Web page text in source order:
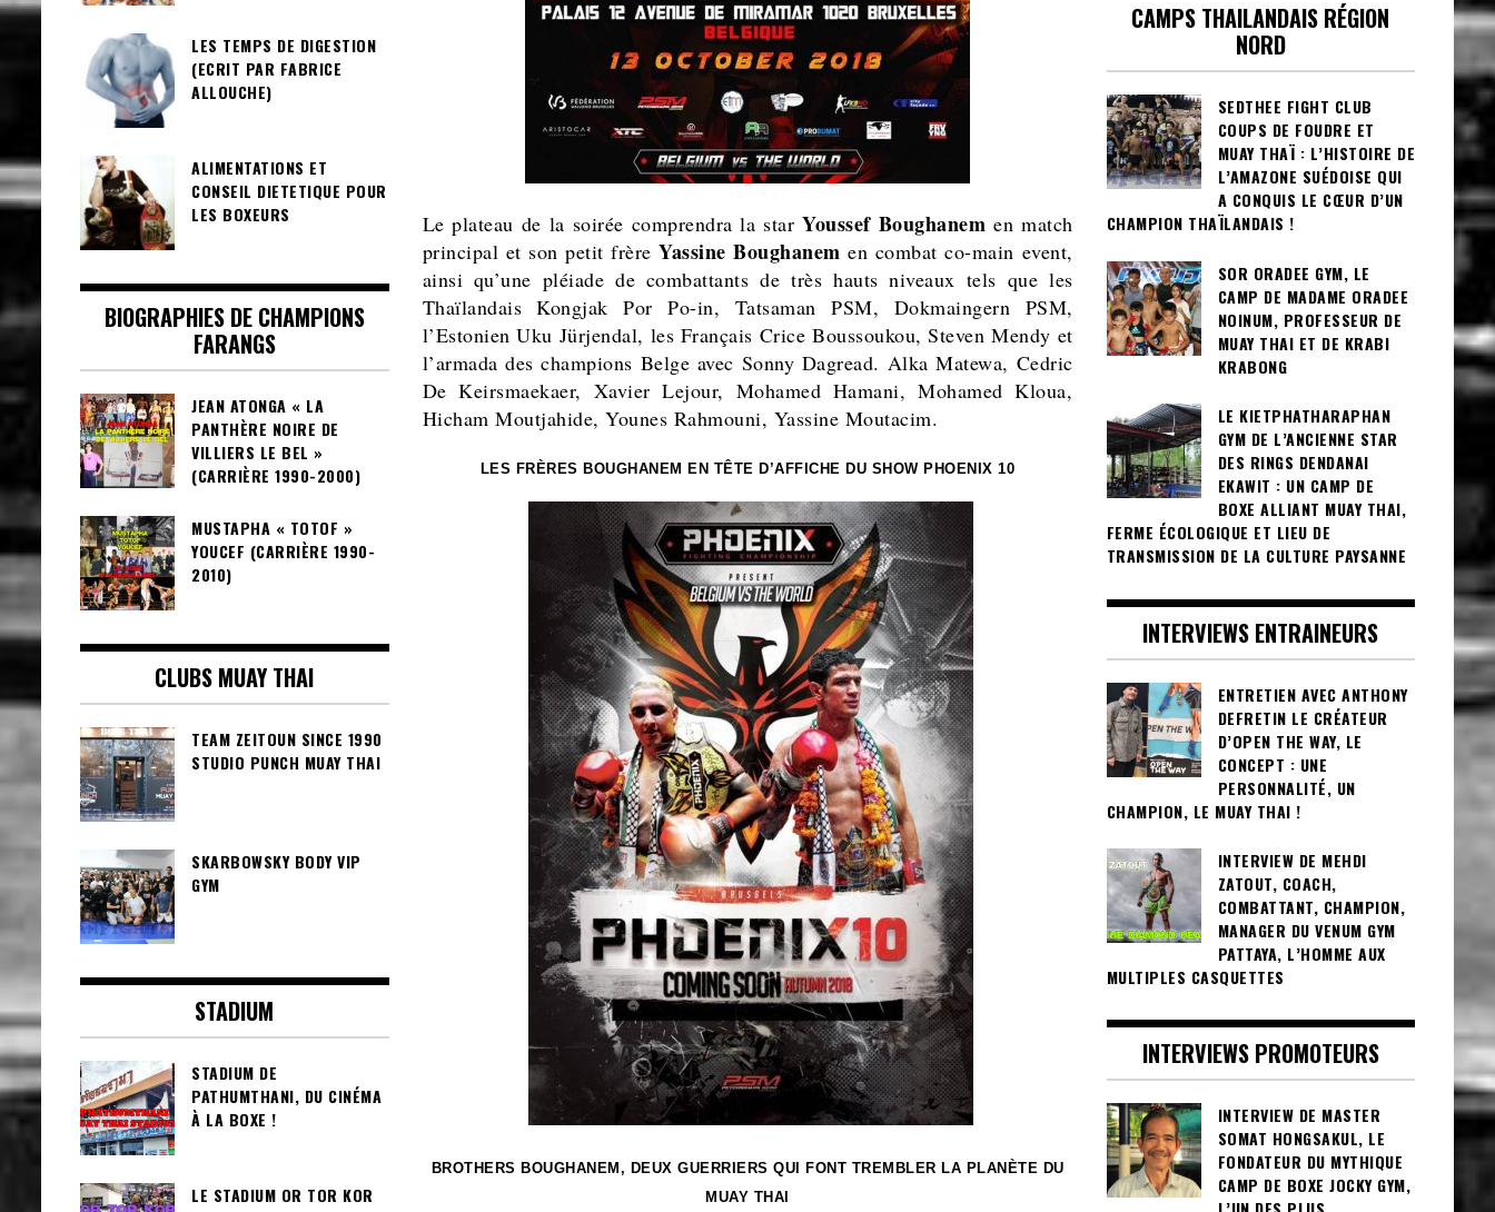
Le plateau de la soirée comprendra la starYoussef Boughanem en match
principal et son petit frèreYassine Boughanem en combat co-main event,
ainsi qu’une pléiade de combattants de très hauts niveaux tels que les
ThaïlandaisKongjak Por Po-in, Tatsaman PSM, Dokmaingern PSM,
l’Estonien Uku Jürjendal, les Français Crice Boussoukou, Steven Mendy et
l’armada des champions Belge avec Sonny Dagread. Alka Matewa, Cedric
De Keirsmaekaer, Xavier Lejour, Mohamed Hamani, Mohamed Kloua,
Hicham Moutjahide, Younes Rahmouni, Yassine Moutacim.
LES FRÈRES BOUGHANEM EN TÊTE D’AFFICHE DU SHOW PHOENIX 10
BROTHERS BOUGHANEM, DEUX GUERRIERS QUI FONT TREMBLER LA PLANÈTE DU
MUAY THAI
LES TEMPS DE DIGESTION
(ECRIT PAR FABRICE
ALLOUCHE)
ALIMENTATIONS ET
CONSEIL DIETETIQUE POUR
LES BOXEURS
BIOGRAPHIES DE CHAMPIONS
FARANGS
JEAN ATONGA « LA
PANTHÈRE NOIRE DE
VILLIERS LE BEL »
(CARRIÈRE 1990-2000)
MUSTAPHA « TOTOF »
YOUCEF (CARRIÈRE 1990-
2010)
CLUBS MUAY THAI
TEAM ZEITOUN SINCE 1990
STUDIO PUNCH MUAY THAI
SKARBOWSKY BODY VIP
GYM
STADIUM
STADIUM DE
PATHUMTHANI, DU CINÉMA
À LA BOXE !
LE STADIUM OR TOR KOR
CAMPS THAILANDAIS RÉGION
NORD
SEDTHEE FIGHT CLUB
COUPS DE FOUDRE ET
MUAY THAÏ : L’HISTOIRE DE
L’AMAZONE SUÉDOISE QUI
A CONQUIS LE CŒUR D’UN
CHAMPION THAÏLANDAIS !
SOR ORADEE GYM, LE
CAMP DE MADAME ORADEE
NOINUM, PROFESSEUR DE
MUAY THAI ET DE KRABI
KRABONG
LE KIETPHATHARAPHAN
GYM DE L’ANCIENNE STAR
DES RINGS DENDANAI
EKAWIT : UN CAMP DE
BOXE ALLIANT MUAY THAI,
FERME ÉCOLOGIQUE ET LIEU DE
TRANSMISSION DE LA CULTURE PAYSANNE
INTERVIEWS ENTRAINEURS
ENTRETIEN AVEC ANTHONY
DEFRETIN LE CRÉATEUR
D’OPEN THE WAY, LE
CONCEPT : UNE
PERSONNALITÉ, UN
CHAMPION, LE MUAY THAI !
INTERVIEW DE MEHDI
ZATOUT, COACH,
COMBATTANT, CHAMPION,
MANAGER DU VENUM GYM
PATTAYA, L’HOMME AUX
MULTIPLES CASQUETTES
INTERVIEWS PROMOTEURS
INTERVIEW DE MASTER
SOMAT HONGSAKUL, LE
FONDATEUR DU MYTHIQUE
CAMP DE BOXE JOCKY GYM,